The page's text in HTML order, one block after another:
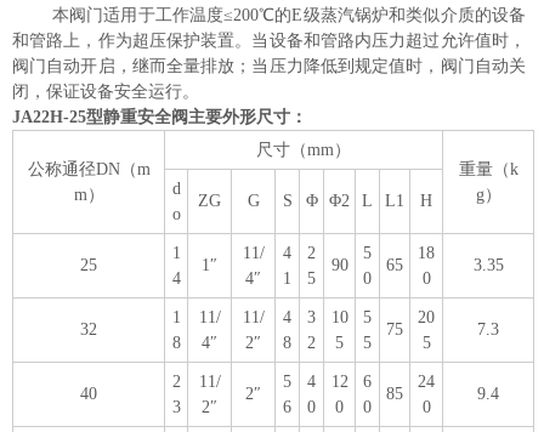
本阀门适用于工作温度≤200℃的E级蒸汽锅炉和类似介质的设备
和管路上，作为超压保护装置。当设备和管路内压力超过允许值时，
阀门自动开启，继而全量排放；当压力降低到规定值时，阀门自动关
闭，保证设备安全运行。
JA22H-25型静重安全阀主要外形尺寸：
公称通径DN（m
m）
尺寸（mm）
重量（k
g）
d
o
ZG G S Φ Φ2 L L1 H
25
1
4
1″
11/
4″
4
1
2
5
90
5
0
65
18
0
3.35
32
1
8
11/
4″
11/
2″
4
8
3
2
10
5
5
5
75
20
5
7.3
40
2
3
11/
2″
2″
5
6
4
0
12
0
6
0
85
24
0
9.4